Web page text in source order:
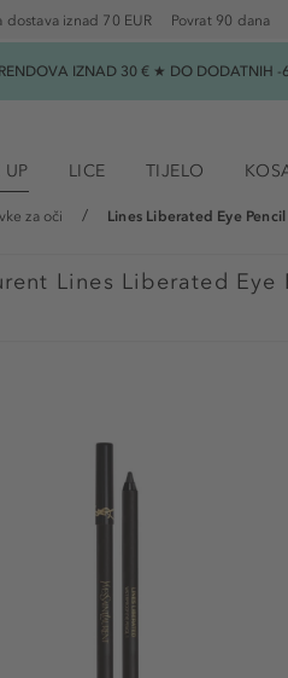
dostava iznad 70 EUR Povrat 90 dana
IZNAD 30 € ★ DO DODATNIH
UP LICE TIJELO
za oči Lines Liberated Eye Pencil
Lines Liberated Eye